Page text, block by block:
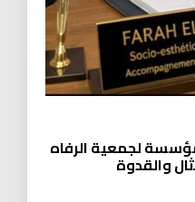
لجمعية الرفاه
والقدوة